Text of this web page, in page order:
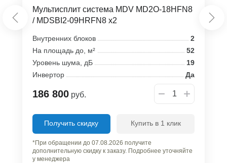
Мультисплит система MDV MD2O-18HFN8
/ MDSBI2-09HRFN8 x2
Внутренних блоков
2
На площадь до, м²
52
Уровень шума, дБ
19
Инвертор
Да
186 800 руб.
Получить скидку Купить в 1 клик
*При обращении до 07.08.2026 получите
дополнительную скидку к заказу. Подробнее уточняйте
у менеджера